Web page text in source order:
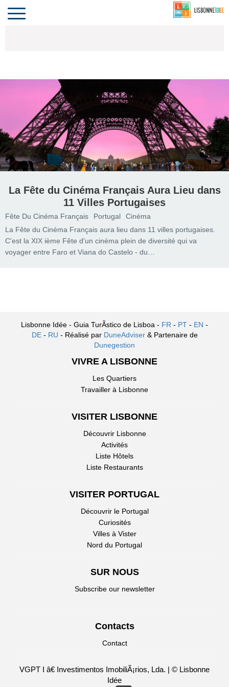
LE PORTUGAL
Toggle
navigation
La Fête du Cinéma Français Aura Lieu dans
11 Villes Portugaises
Fête Du Cinéma Français Portugal
Cinéma
La Fête du Cinéma Français aura lieu dans 11 villes portugaises.
C'est la XIX ième Fête d'un cinéma plein de diversité qui va
voyager entre Faro et Viana do Castelo - du…
Lisbonne Idée - Guia TurÃ­stico de Lisboa - FR - PT - EN -
DE- RU - Réalisé par DuneAdviser & Partenaire de
Dunegestion
VIVRE A LISBONNE
Les Quartiers
Travailler à Lisbonne
VISITER LISBONNE
Découvrir Lisbonne
Activités
Liste Hôtels
Liste Restaurants
VISITER PORTUGAL
Découvrir le Portugal
Curiosités
Villes à Vister
Nord du Portugal
SUR NOUS
Subscribe our newsletter
Contacts
Contact
VGPT I â€ Investimentos ImobiliÃ¡rios, Lda. | © Lisbonne
Idée